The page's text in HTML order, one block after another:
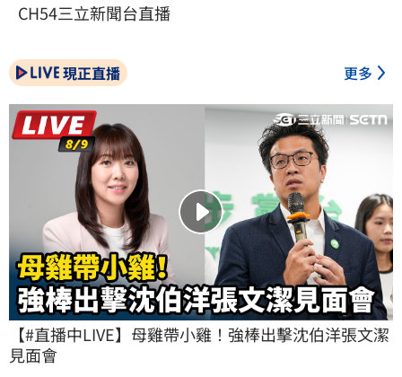
CH54三立新聞台直播
現正直播 更多
【#直播中LIVE】母雞帶小雞！強棒出擊沈伯洋張文潔
見面會